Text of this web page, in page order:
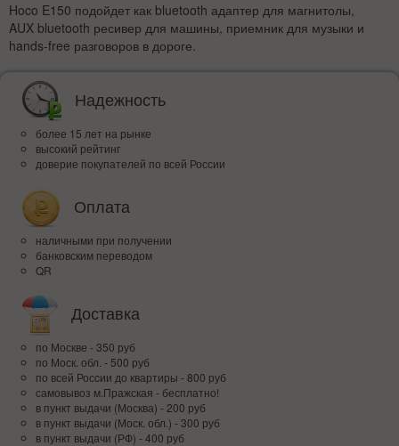
Hoco E150 подойдет как bluetooth адаптер для магнитолы,
AUX bluetooth ресивер для машины, приемник для музыки и
hands-free разговоров в дороге.
Надежность
более 15 лет на рынке
высокий рейтинг
доверие покупателей по всей России
Оплата
наличными при получении
банковским переводом
QR
Доставка
по Москве - 350 руб
по Моск. обл. - 500 руб
по всей Росcии до квартиры - 800 руб
самовывоз м.Пражская - бесплатно!
в пункт выдачи (Москва) - 200 руб
в пункт выдачи (Моск. обл.) - 300 руб
в пункт выдачи (РФ) - 400 руб